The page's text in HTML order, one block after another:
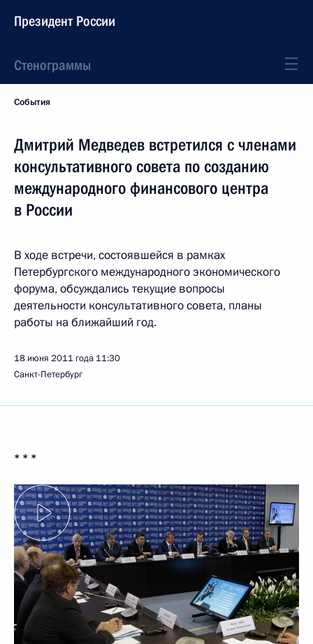
Президент России
Стенограммы
События
Дмитрий Медведев встретился с членами
консультативного совета по созданию
международного финансового центра
в России
В ходе встречи, состоявшейся в рамках
Петербургского международного экономического
форума, обсуждались текущие вопросы
деятельности консультативного совета, планы
работы на ближайший год.
18 июня 2011 года 11:30
Санкт-Петербург
* * *